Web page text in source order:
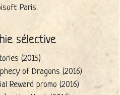
Paris.
sélective
(2015)
of Dragons (2016)
Reward promo (2016)